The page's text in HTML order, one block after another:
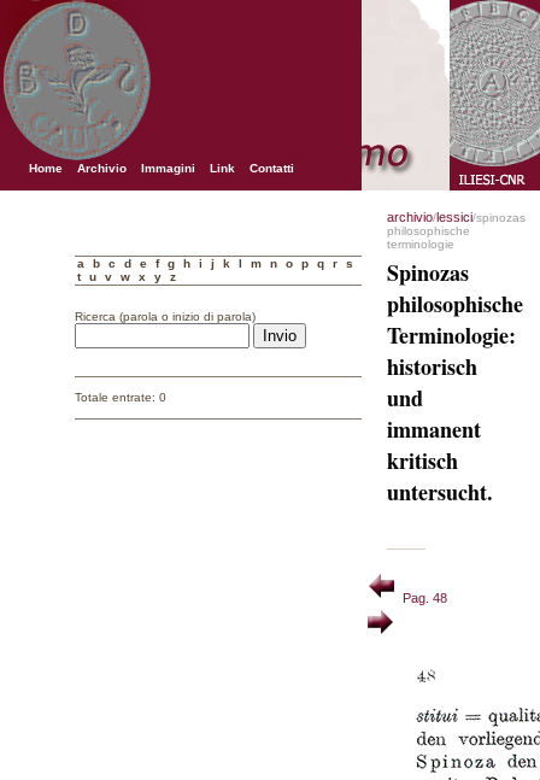
Home Archivio Immagini Link Contatti
a b c d e f g h i j k l m n o p q r
s
t
u v w x y z
Ricerca (parola o inizio di parola)
Totale entrate: 0
archivio/lessici/spinozas
philosophische
terminologie
Spinozas
philosophische
Terminologie:
historisch
und
immanent
kritisch
untersucht.
Pag. 48